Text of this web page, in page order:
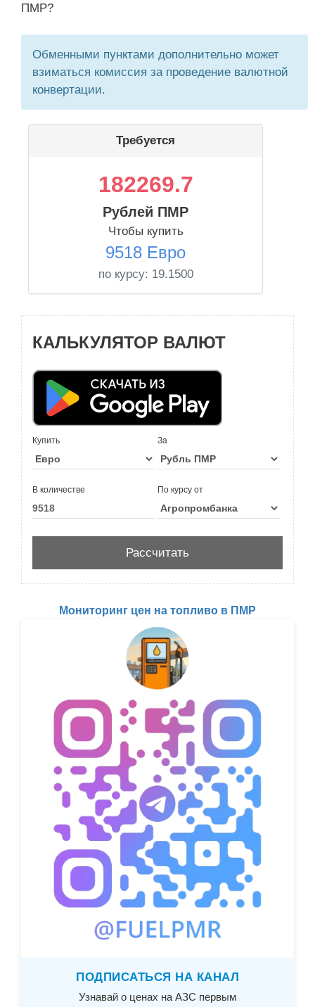
ПМР?
Обменными пунктами дополнительно может
взиматься комиссия за проведение валютной
конвертации.
Требуется
182269.7
Рублей ПМР
Чтобы купить
9518 Евро
по курсу: 19.1500
КАЛЬКУЛЯТОР ВАЛЮТ
Купить За
В количестве По курсу от
Мониторинг цен на топливо в ПМР
ПОДПИСАТЬСЯ НА КАНАЛ
Узнавай о ценах на АЗС первым